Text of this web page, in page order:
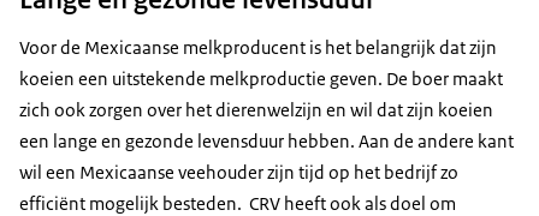
Voor de Mexicaanse melkproducent is het belangrijk dat zijn
koeien een uitstekende melkproductie geven. De boer maakt
zich ook zorgen over het dierenwelzijn en wil dat zijn koeien
een lange en gezonde levensduur hebben. Aan de andere kant
wil een Mexicaanse veehouder zijn tijd op het bedrijf zo
efficiënt mogelijk besteden. CRV heeft ook als doel om